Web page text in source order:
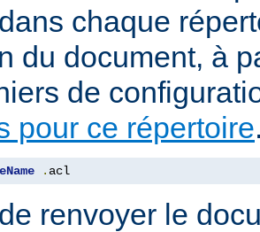
chaque
du document, à
de
pour ce répertoire
. acl
renvoyer le